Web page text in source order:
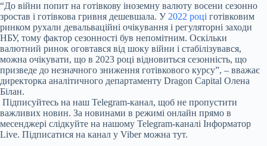
“До війни попит на готівкову іноземну валюту восени сезонно
зростав і готівкова гривня дешевшала. У2022 році готівковим
ринком рухали девальваційні очікування і регуляторні заходи
НБУ, тому фактор сезонності був непомітним. Оскільки
валютний ринок оговтався від шоку війни і стабілізувався,
можна очікувати, що в 2023 році відновиться сезонність, що
призведе до незначного зниження готівкового курсу”, – вважає
директорка аналітичного департаменту Dragon Capital Олена
Білан.
Підписуйтесь на наш Telegram-канал, щоб не пропустити
важливих новин. За новинами в режимі онлайн прямо в
месенджері слідкуйте на нашому Telegram-каналі Інформатор
Live. Підписатися на канал у Viber можна тут.